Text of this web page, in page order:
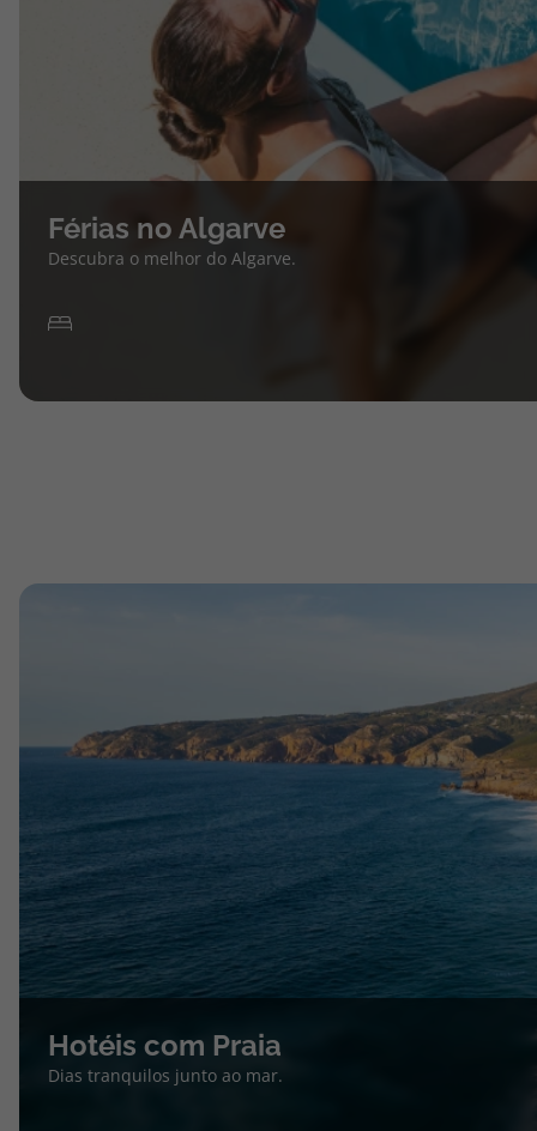
Férias no Algarve
Descubra o melhor do Algarve.
Hotéis com Praia
Dias tranquilos junto ao mar.